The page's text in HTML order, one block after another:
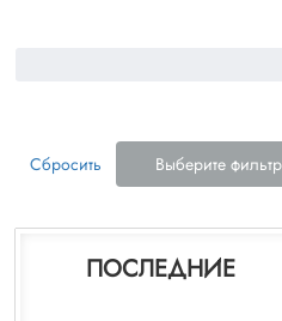
Сбросить Выберите
ПОСЛЕДНИЕ